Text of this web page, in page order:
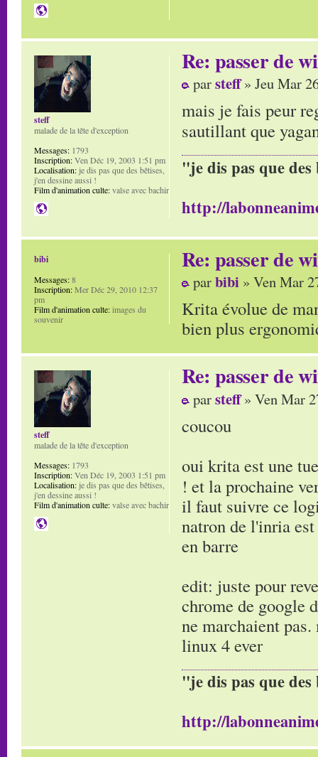
Re: passer de
parsteff» Jeu Mar
mais je fais peur
sautillant que
"je dis pas que
http://
steff
malade de la tête d'exception
Messages: 1793
Inscription:Ven Déc 19, 2003 1:51 pm
Localisation:je dis pas que des bêtises,
j'en dessine aussi !
Film d'animation culte:valse avec bachir
Re: passer de
parbibi » Ven Mar
Krita évolue de
bien plus
bibi
Messages:8
Inscription:Mer Déc 29, 2010 12:37
pm
Film d'animation culte:images du
souvenir
Re: passer de
parsteff» Ven Mar
coucou
oui krita est une
! et la prochaine
il faut suivre ce
natron de l'inria
en barre
edit: juste pour
chrome de google
ne marchaient
linux 4 ever
"je dis pas que
http://
steff
malade de la tête d'exception
Messages: 1793
Inscription:Ven Déc 19, 2003 1:51 pm
Localisation:je dis pas que des bêtises,
j'en dessine aussi !
Film d'animation culte:valse avec bachir